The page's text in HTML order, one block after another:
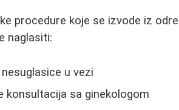
procedure koje se izvode iz
naglasiti:
u vezi
konsultacija sa ginekologom